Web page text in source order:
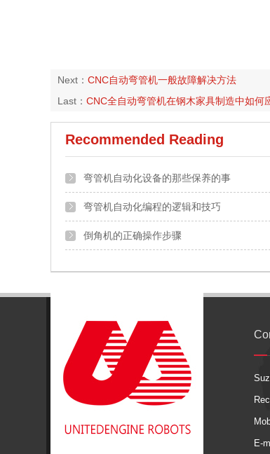
Next： CNC自动弯管机一般故障解决方法
Last： CNC全自动弯管机在钢木家具制造中如何
Recommended Reading
弯管机自动化设备的那些保养的事
弯管机自动化编程的逻辑和技巧
倒角机的正确操作步骤
切管机的工作原理及操作规程
E-